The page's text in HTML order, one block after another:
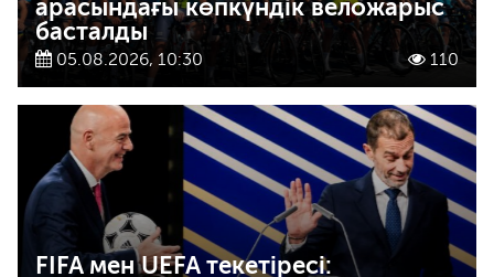
арасындағы көпкүндік веложарыс
басталды
05.08.2026, 10:30 110
FIFA мен UEFA текетіресі: